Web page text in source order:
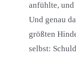
anfühlte,
Und genau
größten
selbst: